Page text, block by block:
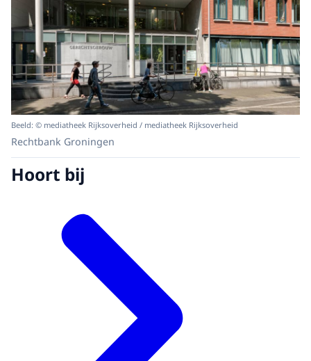
Beeld: © mediatheek Rijksoverheid / mediatheek Rijksoverheid
Rechtbank Groningen
Hoort bij